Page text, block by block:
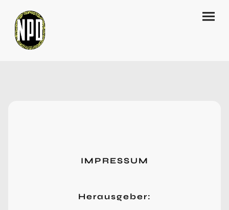
IMPRESSUM
Herausgeber: